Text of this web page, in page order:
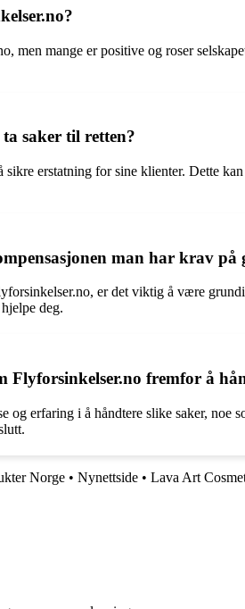
men mange er positive og roser
saker til retten?
erstatning for sine klienter. Dette
man har krav på
er det viktig å være
deg.
Flyforsinkelser.no fremfor å
og erfaring i å håndtere slike saker,
Norge • Nynettside • Lava Art